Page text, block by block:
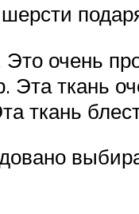
Это очень
Эта ткань
ткань